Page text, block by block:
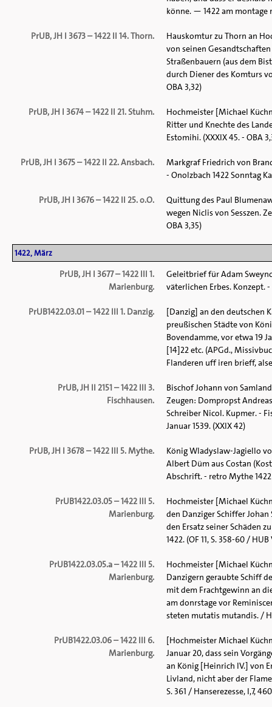
könne. — 1422 am montage
PrUB, JH I 3673 – 1422 II 14. Thorn.
Hauskomtur zu Thorn an
von seinen
Straßenbauern (aus dem
durch Diener des Komturs
OBA 3,32)
PrUB, JH I 3674 – 1422 II 21. Stuhm.
Hochmeister [Michael
Ritter und Knechte des
Estomihi. (XXXIX 45. - OBA
PrUB, JH I 3675 – 1422 II 22. Ansbach.
Markgraf Friedrich von
- Onolzbach 1422 Sonntag
PrUB, JH I 3676 – 1422 II 25. o.O.
Quittung des Paul
wegen Niclis von Sesszen.
OBA 3,35)
1422, März
PrUB, JH I 3677 – 1422 III 1.
Marienburg.
Geleitbrief für Adam
väterlichen Erbes. Konzept.
PrUB1422.03.01 – 1422 III 1. Danzig.
[Danzig] an den deutschen
preußischen Städte von
Bovendamme, vor etwa 19
[14]22 etc. (APGd.,
Flanderen uff iren brieff,
PrUB, JH II 2151 – 1422 III 3.
Fischhausen.
Bischof Johann von
Zeugen: Dompropst
Schreiber Nicol. Kupmer. -
Januar 1539. (XXIX 42)
PrUB, JH I 3678 – 1422 III 5. Mythe.
König Wladyslaw-Jagiello
Albert Düm aus Costan
Abschrift. - retro Mythe 1422
PrUB1422.03.05 – 1422 III 5.
Marienburg.
Hochmeister [Michael
den Danziger Schiffer
den Ersatz seiner Schäden
1422. (OF 11, S. 358-60 / HUB
PrUB1422.03.05.a – 1422 III 5.
Marienburg.
Hochmeister [Michael
Danzigern geraubte Schiff
mit dem Frachtgewinn an
am donrstage vor
steten mutatis mutandis. /
PrUB1422.03.06 – 1422 III 6.
Marienburg.
[Hochmeister Michael
Januar 20, dass sein
an König [Heinrich IV.] von
Livland, nicht aber der
S. 361 / Hanserezesse, I,7,